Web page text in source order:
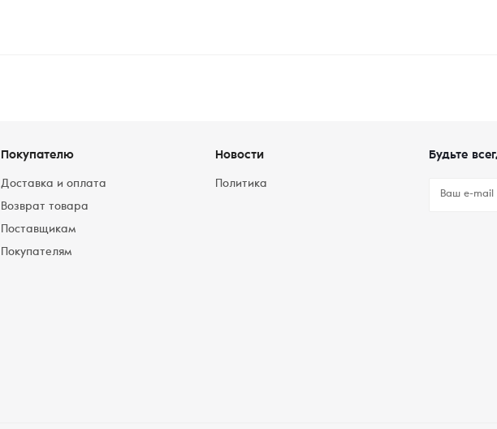
Покупателю
Доставка и оплата
Возврат товара
Поставщикам
Покупателям
Новости
Политика
Будьте